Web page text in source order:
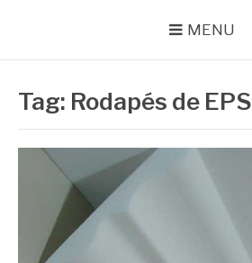
MENU
Tag: Rodapés de EPS